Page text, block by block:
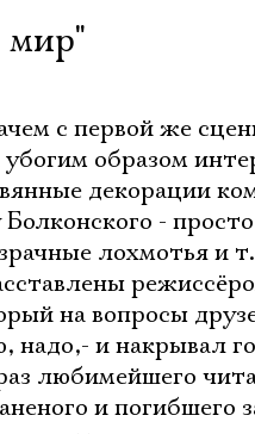
мир"
с первой же
образом
декорации
-
лохмотья и
на вопросы
надо,- и накрывал
любимейшего
и погибшего